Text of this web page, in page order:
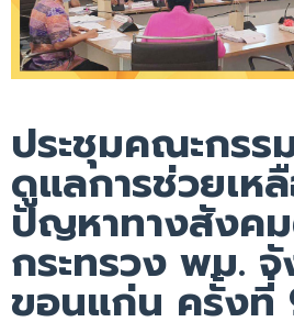
ประชุมคณะกรร
ดูแลการช่วยเห
ปัญหาทางสังค
กระทรวง พม.
ขอนแก่น ครั้งที่